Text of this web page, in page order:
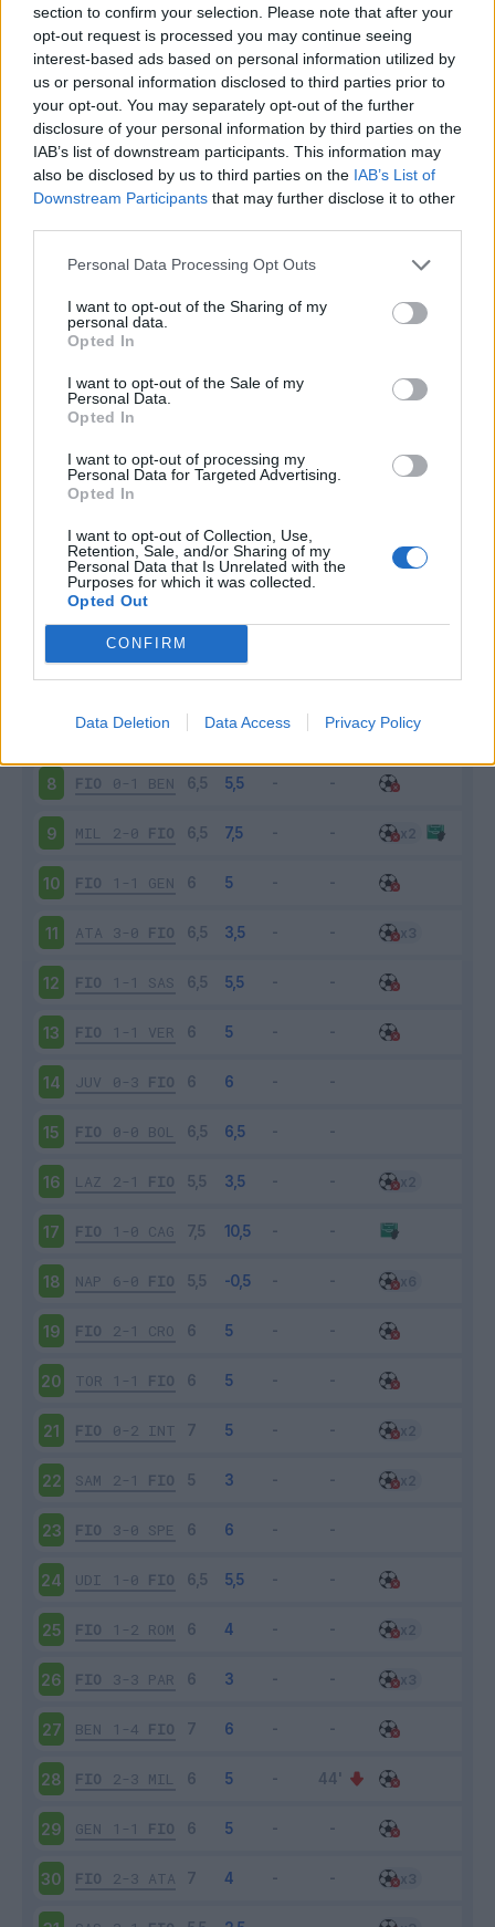
section to confirm your selection. Please note that after your
opt-out request is processed you may continue seeing
interest-based ads based on personal information utilized by
us or personal information disclosed to third parties prior to
your opt-out. You may separately opt-out of the further
disclosure of your personal information by third parties on the
IAB’s list of downstream participants. This information may
also be disclosed by us to third parties on the IAB’s List of
Downstream Participants that may further disclose it to other
Personal Data Processing Opt Outs
I want to opt-out of the Sharing of my
personal data.
Opted In
I want to opt-out of the Sale of my
Personal Data.
Opted In
I want to opt-out of processing my
Personal Data for Targeted Advertising.
Opted In
I want to opt-out of Collection, Use,
Retention, Sale, and/or Sharing of my
Personal Data that Is Unrelated with the
Purposes for which it was collected.
Opted Out
CONFIRM
Data Deletion Data Access Privacy Policy
0 - 0
Squalificato 0 - 0%
Infortunato 0 - 0
Inutilizzato 2 - 5%
Scarica riepilogo
stagionale
Giornata Entrato Bonus/Malus
INT 4-3 FIO
FIO 1-2 SAM
SPE 2-2 FIO
3-2 UDI
6 ROM 2-0 FIO
PAR 0-0 FIO
8 FIO 0-1 BEN
9 MIL 2-0 FIO
10 FIO 1-1 GEN
11 ATA 3-0 FIO
12 FIO 1-1 SAS
13 FIO 1-1 VER
14 JUV 0-3 FIO
15 FIO 0-0 BOL
16 LAZ 2-1 FIO
17 FIO 1-0 CAG
18 NAP 6-0 FIO
19 FIO 2-1 CRO
20 TOR 1-1 FIO
21 FIO 0-2 INT
22 SAM 2-1 FIO
23 FIO 3-0 SPE
24 UDI 1-0 FIO
25 FIO 1-2 ROM
26 FIO 3-3 PAR
27 BEN 1-4 FIO
28 FIO 2-3 MIL
29 GEN 1-1 FIO
30 FIO 2-3 ATA